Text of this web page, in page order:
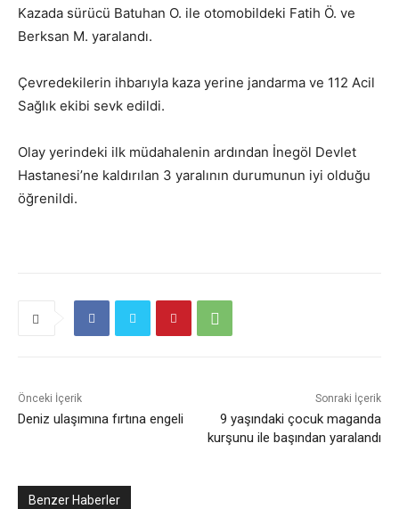
Kazada sürücü Batuhan O. ile otomobildeki Fatih Ö. ve
Berksan M. yaralandı.
Çevredekilerin ihbarıyla kaza yerine jandarma ve 112 Acil
Sağlık ekibi sevk edildi.
Olay yerindeki ilk müdahalenin ardından İnegöl Devlet
Hastanesi’ne kaldırılan 3 yaralının durumunun iyi olduğu
öğrenildi.
Önceki İçerik
Deniz ulaşımına fırtına engeli
Sonraki İçerik
9 yaşındaki çocuk maganda
kurşunu ile başından yaralandı
Benzer Haberler